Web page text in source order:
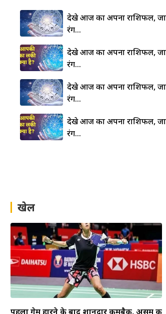
देखे आज का अपना राशिफल,
रंग…
देखे आज का अपना राशिफल,
रंग…
देखे आज का अपना राशिफल,
रंग…
देखे आज का अपना राशिफल,
रंग…
खेल
पहला गेम हारने के बाद शानदार कमबैक, असम की